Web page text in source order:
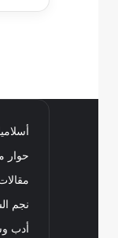
حوار
نجم
أدب